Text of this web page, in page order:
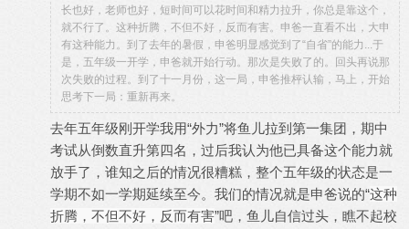
长也好，老师也好，短时间可以花时间和精力拉升，你总是靠这个，
就不行了。这种折腾，不但不好，反而有害。申爸一直看不出，大申
有这种能力。到了去年的暑假，申爸明显感觉到了“自省”的能力...于
是，五年级一开学，申爸就开始行动。那次是失败了的。回头再说那
次失败的过程。到了十一月份，这一局，申爸推枰认输，马上，开始
思考下一局：重新再来。
去年五年级刚开学我用“外力”将鱼儿拉到第一集团，期中
考试从倒数直升第四名，过后我认为他已具备这个能力就
放手了，谁知之后的情况很糟糕，整个五年级的状态是一
学期不如一学期延续至今。我们的情况就是申爸说的“这种
折腾，不但不好，反而有害”吧，鱼儿自信过头，瞧不起校